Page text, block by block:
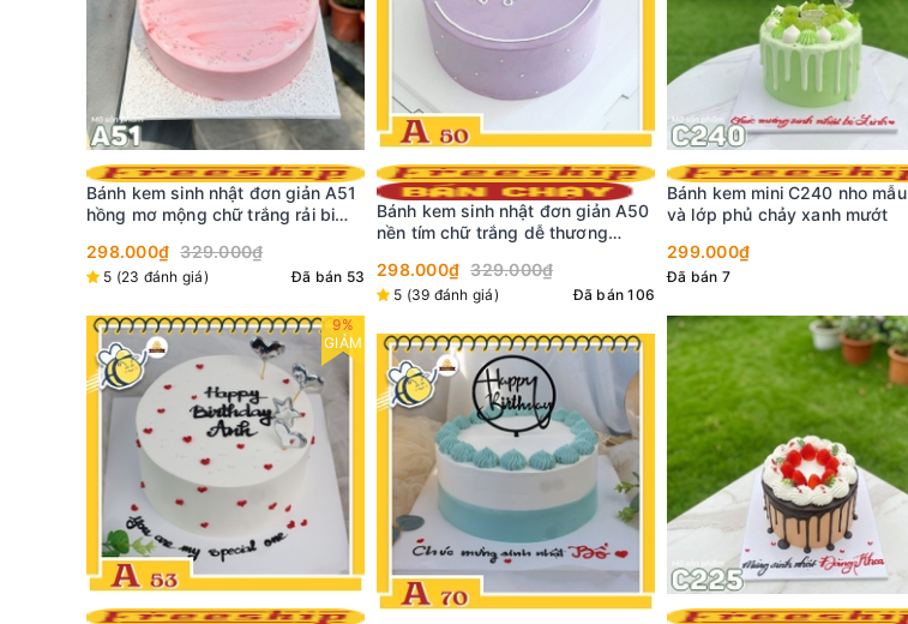
Bánh kem sinh nhật đơn giản A50
không sến
298.000₫ 329.000₫
Bánh kem mini C240 nho mẫu đơn
và lớp phủ chảy xanh mướt
Đã bán 7
Bánh kem mini C248 phủ kem
xanh mix nho mẫu đơn
299.000₫
5 (2 đánh giá)